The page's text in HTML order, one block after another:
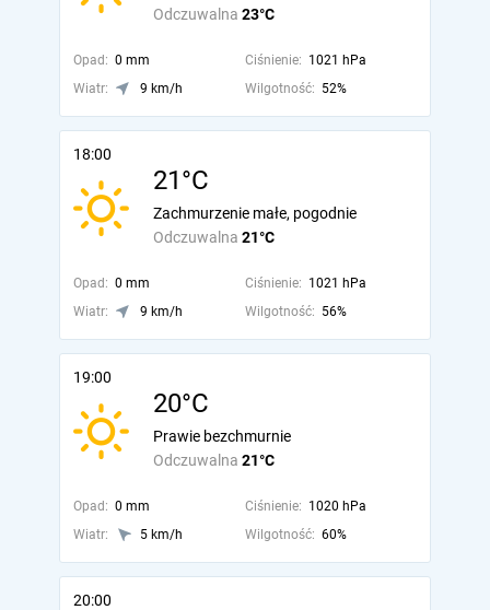
Odczuwalna 23°C
Opad: 0 mm Ciśnienie: 1021 hPa
Wiatr:
9 km/h Wilgotność: 52%
18:00
21°C
Odczuwalna 21°C
Zachmurzenie małe, pogodnie
Opad: 0 mm Ciśnienie: 1021 hPa
Wiatr:
9 km/h Wilgotność: 56%
19:00
20°C
Odczuwalna 21°C
Prawie bezchmurnie
Opad: 0 mm Ciśnienie: 1020 hPa
Wiatr:
5 km/h Wilgotność: 60%
20:00